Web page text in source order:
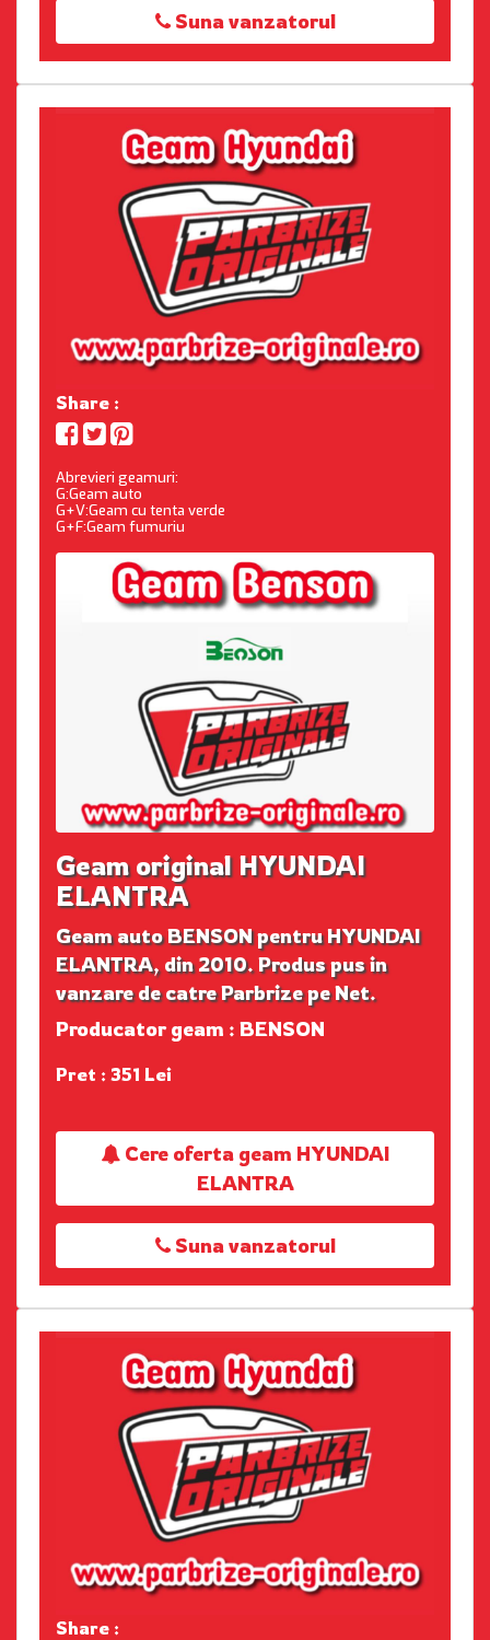
Suna vanzatorul
Share :
Abrevieri geamuri:
G:Geam auto
G+V:Geam cu tenta verde
G+F:Geam fumuriu
Geam original HYUNDAI
ELANTRA
Geam auto BENSON pentru HYUNDAI
ELANTRA, din 2010. Produs pus in
vanzare de catre Parbrize pe Net.
Producator geam : BENSON
Pret : 351 Lei
Cere oferta geam HYUNDAI
ELANTRA
Suna vanzatorul
Share :